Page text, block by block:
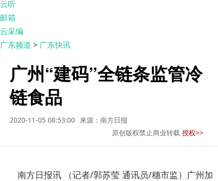
云听
邮箱
云采编
广东频道 > 广东快讯
广州“建码”全链条监管冷
链食品
2020-11-05 08:53:00 来源：南方日报
原创版权禁止商业转载 授权>>
南方日报讯 （记者/郭苏莹 通讯员/穗市监）广州加